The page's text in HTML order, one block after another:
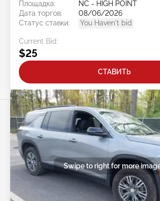
Площадка:
NC - HIGH POINT
Дата торгов:
08/06/2026
Статус ставки:
You Haven't bid
Current Bid:
$25
СТАВИТЬ
Swipe to right for more